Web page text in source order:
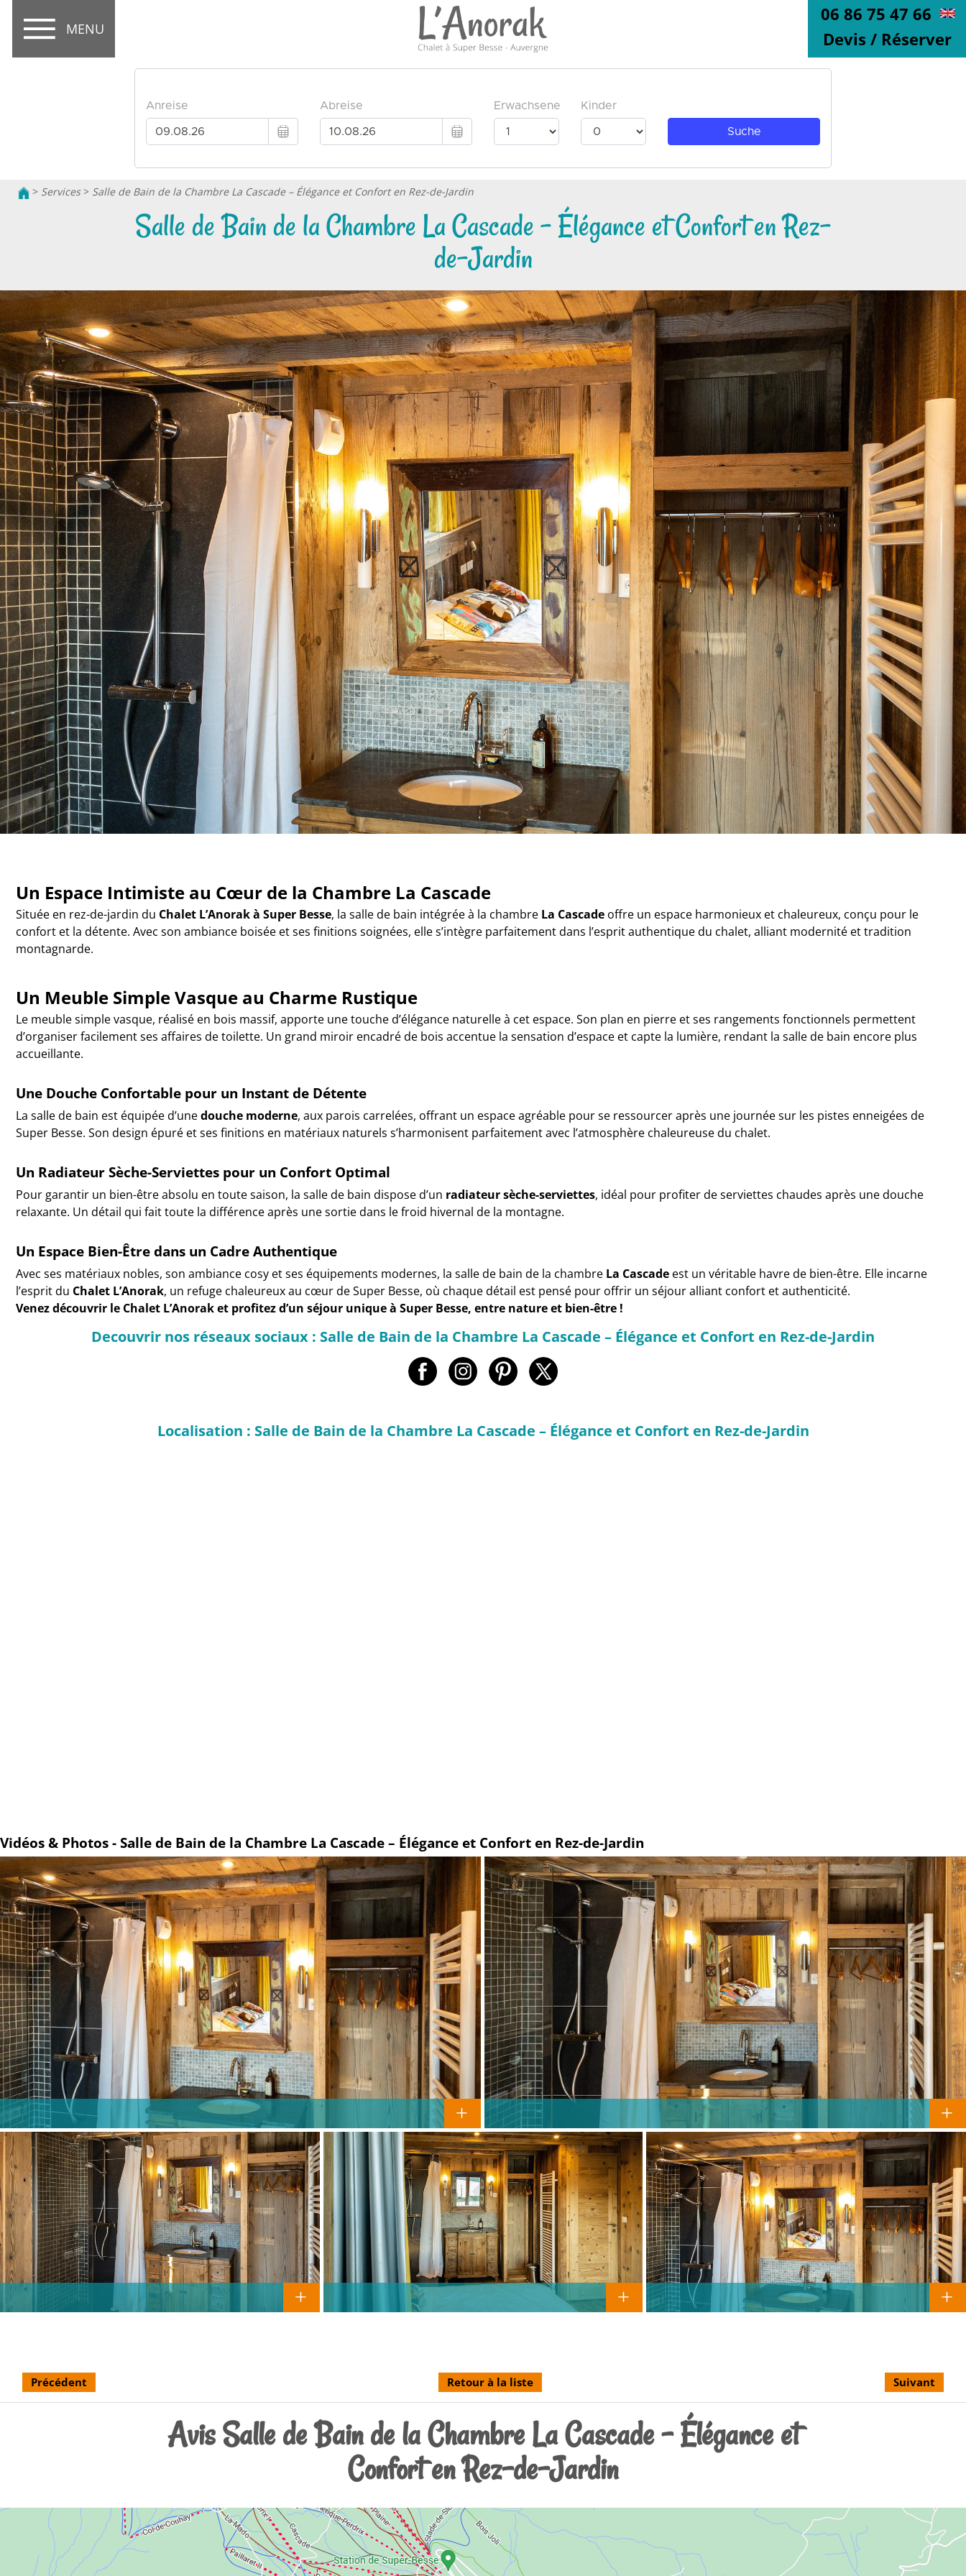
MENU
06 86 75 47 66
Devis / Réserver
> Services> Salle de Bain de la Chambre La Cascade – Élégance et Confort en Rez-de-Jardin
Salle de Bain de la Chambre La Cascade – Élégance et Confort en Rez-
de-Jardin
Un Espace Intimiste au Cœur de la Chambre La Cascade
Située en rez-de-jardin du Chalet L’Anorak à Super Besse, la salle de bain intégrée à la chambre La Cascade offre un espace harmonieux et chaleureux, conçu pour le
confort et la détente. Avec son ambiance boisée et ses finitions soignées, elle s’intègre parfaitement dans l’esprit authentique du chalet, alliant modernité et tradition
montagnarde.
Un Meuble Simple Vasque au Charme Rustique
Le meuble simple vasque, réalisé en bois massif, apporte une touche d’élégance naturelle à cet espace. Son plan en pierre et ses rangements fonctionnels permettent
d’organiser facilement ses affaires de toilette. Un grand miroir encadré de bois accentue la sensation d’espace et capte la lumière, rendant la salle de bain encore plus
accueillante.
Une Douche Confortable pour un Instant de Détente
La salle de bain est équipée d’unedouche moderne, aux parois carrelées, offrant un espace agréable pour se ressourcer après une journée sur les pistes enneigées de
Super Besse. Son design épuré et ses finitions en matériaux naturels s’harmonisent parfaitement avec l’atmosphère chaleureuse du chalet.
Un Radiateur Sèche-Serviettes pour un Confort Optimal
Pour garantir un bien-être absolu en toute saison, la salle de bain dispose d’un radiateur sèche-serviettes, idéal pour profiter de serviettes chaudes après une douche
relaxante. Un détail qui fait toute la différence après une sortie dans le froid hivernal de la montagne.
Un Espace Bien-Être dans un Cadre Authentique
Avec ses matériaux nobles, son ambiance cosy et ses équipements modernes, la salle de bain de la chambre La Cascade est un véritable havre de bien-être. Elle incarne
l’esprit du Chalet L’Anorak, un refuge chaleureux au cœur de Super Besse, où chaque détail est pensé pour offrir un séjour alliant confort et authenticité.
Venez découvrir le Chalet L’Anorak et profitez d’un séjour unique à Super Besse, entre nature et bien-être !
Decouvrir nos réseaux sociaux : Salle de Bain de la Chambre La Cascade – Élégance et Confort en Rez-de-Jardin
Localisation : Salle de Bain de la Chambre La Cascade – Élégance et Confort en Rez-de-Jardin
Vidéos & Photos - Salle de Bain de la Chambre La Cascade – Élégance et Confort en Rez-de-Jardin
Précédent Retour à la liste Suivant
Avis Salle de Bain de la Chambre La Cascade – Élégance et
Confort en Rez-de-Jardin